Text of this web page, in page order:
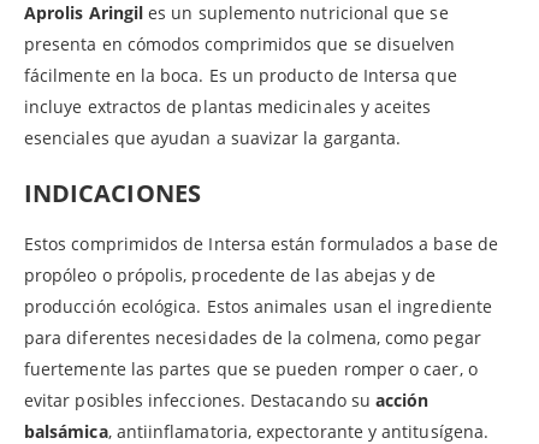
Aprolis Aringiles un suplemento nutricional que se
presenta en cómodos comprimidos que se disuelven
fácilmente en la boca. Es un producto de Intersa que
incluye extractos de plantas medicinales y aceites
esenciales que ayudan a suavizar la garganta.
INDICACIONES
Estos comprimidos de Intersa están formulados a base de
propóleo o própolis, procedente de las abejas y de
producción ecológica. Estos animales usan el ingrediente
para diferentes necesidades de la colmena, como pegar
fuertemente las partes que se pueden romper o caer, o
evitar posibles infecciones. Destacando suacción
balsámica, antiinflamatoria, expectorante y antitusígena.